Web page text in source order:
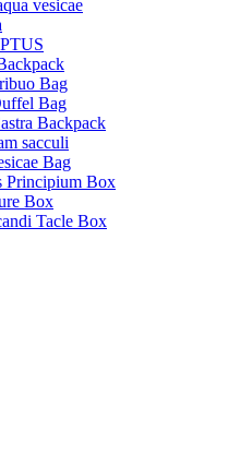
vesicae
Bag
Bag
Backpack
sacculi
Bag
Principium Box
Box
Tacle Box